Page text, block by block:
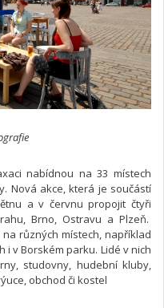
nabídnou na 33 místech
Nová akce, která je součástí
a v červnu propojit čtyři
Brno, Ostravu a Plzeň.
různých místech, například
i v Borském parku. Lidé v nich
studovny, hudební kluby,
obchod či kostel